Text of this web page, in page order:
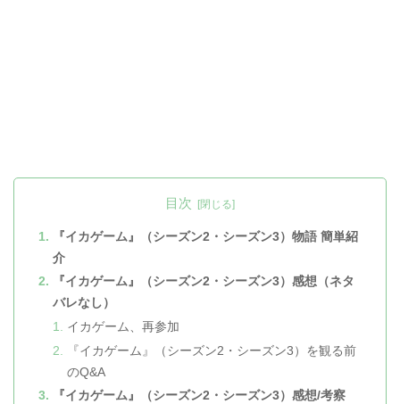
目次
『イカゲーム』（シーズン2・シーズン3）物語 簡単紹
介
『イカゲーム』（シーズン2・シーズン3）感想（ネタ
バレなし）
イカゲーム、再参加
『イカゲーム』（シーズン2・シーズン3）を観る前
のQ&A
『イカゲーム』（シーズン2・シーズン3）感想/考察